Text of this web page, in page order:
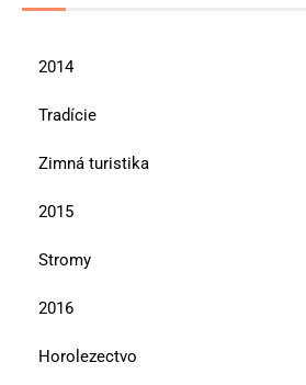
2014
Tradície
Zimná turistika
2015
Stromy
2016
Horolezectvo